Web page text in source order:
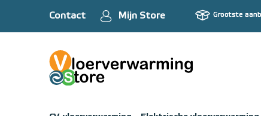
Contact Mijn Store Grootste